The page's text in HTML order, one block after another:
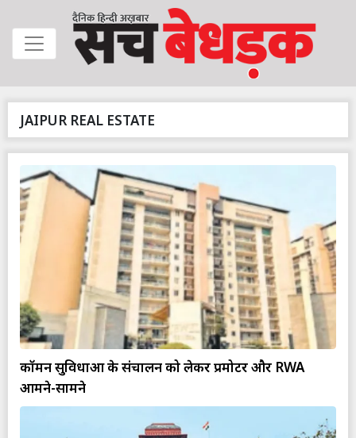
JAIPUR REAL ESTATE
कॉमन सुविधाओं के संचालन को लेकर प्रमोटर और RWA
आमने-सामने